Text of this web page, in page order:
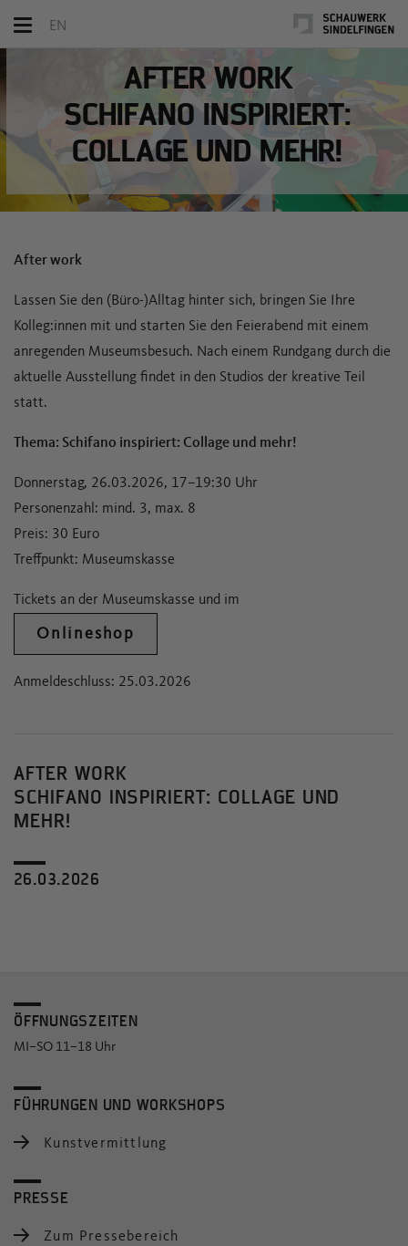
Toggle
EN
AFTER WORK
SCHIFANO INSPIRIERT:
COLLAGE UND MEHR!
After work
Lassen Sie den (Büro-)Alltag hinter sich, bringen Sie Ihre
Kolleg:innen mit und starten Sie den Feierabend mit einem
anregenden Museumsbesuch. Nach einem Rundgang durch die
aktuelle Ausstellung findet in den Studios der kreative Teil
statt.
Thema: Schifano inspiriert: Collage und mehr!
Donnerstag, 26.03.2026, 17–19:30 Uhr
Personenzahl: mind. 3, max. 8
Preis: 30 Euro
Treffpunkt: Museumskasse
Tickets an der Museumskasse und im
Onlineshop
Anmeldeschluss: 25.03.2026
AFTER WORK
SCHIFANO INSPIRIERT: COLLAGE UND
MEHR!
26.03.2026
ÖFFNUNGSZEITEN
MI–SO 11–18 Uhr
FÜHRUNGEN UND WORKSHOPS
Kunstvermittlung
PRESSE
Zum Pressebereich